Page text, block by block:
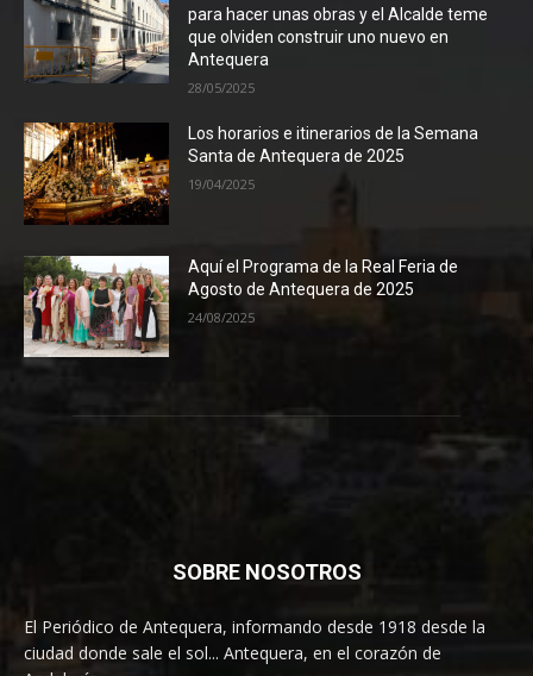
para hacer unas obras y el Alcalde teme
que olviden construir uno nuevo en
Antequera
28/05/2025
Los horarios e itinerarios de la Semana
Santa de Antequera de 2025
19/04/2025
Aquí el Programa de la Real Feria de
Agosto de Antequera de 2025
24/08/2025
SOBRE NOSOTROS
El Periódico de Antequera, informando desde 1918 desde la
ciudad donde sale el sol... Antequera, en el corazón de